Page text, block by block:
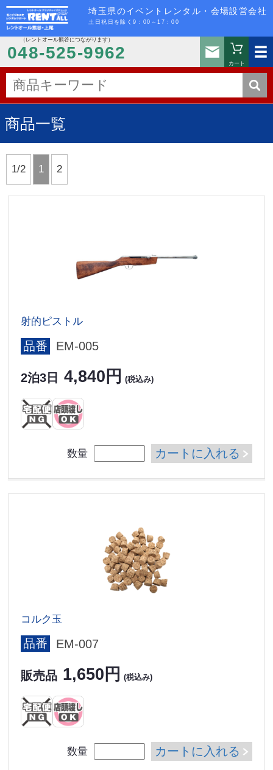
埼玉県のイベントレンタル・会場設営会社
土日祝日を除く9：00～17：00
（レントオール熊谷につながります）
048-525-9962 お問い
カート
商品一覧
1/2 1 2
射的ピストル
品番 EM-005
2泊3日 4,840円 (税込み)
数量 カートに入れる
コルク玉
品番 EM-007
販売品 1,650円 (税込み)
数量 カートに入れる